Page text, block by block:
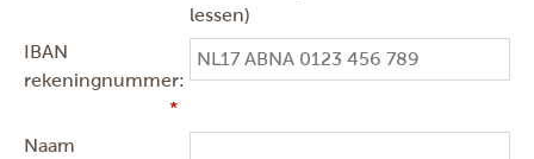
lessen)
IBAN
rekeningnummer:
Naam